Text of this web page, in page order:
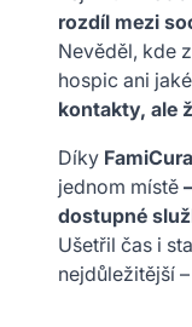
rozdíl mezi
Nevěděl, kde
hospic ani
kontakty, ale
Díky FamiCura
jednom místě
dostupné
Ušetřil čas i
nejdůležitější